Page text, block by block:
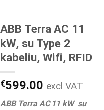
ABB Terra AC 11
kW, su Type 2
kabeliu, Wifi, RFID
€599.00 excl VAT
ABB Terra AC 11 kW su